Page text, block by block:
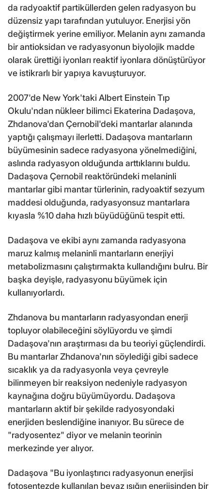
da radyoaktif partiküllerden gelen radyasyon bu
düzensiz yapı tarafından yutuluyor. Enerjisi yön
değiştirmek yerine emiliyor. Melanin aynı zamanda
bir antioksidan ve radyasyonun biyolojik madde
olarak ürettiği iyonları reaktif iyonlara dönüştürüyor
ve istikrarlı bir yapıya kavuşturuyor.
2007'de New York'taki Albert Einstein Tıp
Okulu'ndan nükleer bilimci Ekaterina Dadaşova,
Zhdanova'dan Çernobil'deki mantarlar alanında
yaptığı çalışmayı ilerletti. Dadaşova mantarların
büyümesinin sadece radyasyona yönelmediğini,
aslında radyasyon olduğunda arttıklarını buldu.
Dadaşova Çernobil reaktöründeki melaninli
mantarlar gibi mantar türlerinin, radyoaktif sezyum
maddesi olduğunda, radyasyonsuz mantarlara
kıyasla %10 daha hızlı büyüdüğünü tespit etti.
Dadaşova ve ekibi aynı zamanda radyasyona
maruz kalmış melaninli mantarların enerjiyi
metabolizmasını çalıştırmakta kullandığını bulru. Bir
başka deyişle, radyasyonu büyümek için
kullanıyorlardı.
Zhdanova bu mantarların radyasyondan enerji
topluyor olabileceğini söylüyordu ve şimdi
Dadaşova'nın araştırması da bu teoriyi güçlendirdi.
Bu mantarlar Zhdanova'nın söylediği gibi sadece
sıcaklık ya da radyasyonla veya çevreyle
bilinmeyen bir reaksiyon nedeniyle radyasyon
kaynağına doğru büyümüyordu. Dadaşova
mantarların aktif bir şekilde radyosyondaki
enerjiden beslendiğine inanıyor. Bu sürece de
"radyosentez" diyor ve melanin teorinin
merkezinde yer alıyor.
Dadaşova "Bu iyonlaştırıcı radyasyonun enerjisi
fotosentezde kullanılan beyaz ışığın enerjisinden bir